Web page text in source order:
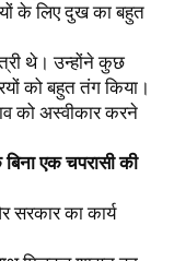
के लिए दुख का बहुत
थे। उन्होंने कुछ
को बहुत तंग किया।
को अस्वीकार करने
एक चपरासी की
का कार्य